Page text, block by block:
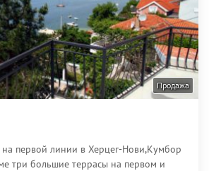
Продажа
на первой линии в Херцег-Нови,Кумбор
три большие террасы на первом и